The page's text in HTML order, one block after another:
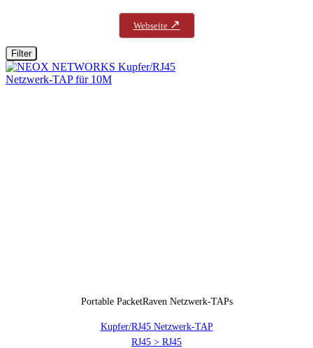
Webseite ↗
Filter
Portable PacketRaven Netzwerk-TAPs
Kupfer/RJ45 Netzwerk-TAP
RJ45 > RJ45